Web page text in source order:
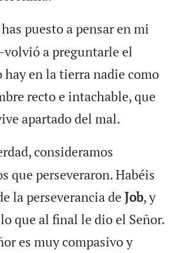
puesto a pensar en mi
a preguntarle el
hay en la tierra nadie como
recto e intachable, que
apartado del mal.
consideramos
que perseveraron. Habéis
la perseverancia deJob, y
que al final le dio el Señor.
es muy compasivo y